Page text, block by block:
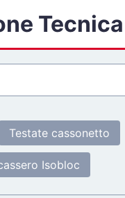
Tecnica
Testate cassonetto
Isobloc